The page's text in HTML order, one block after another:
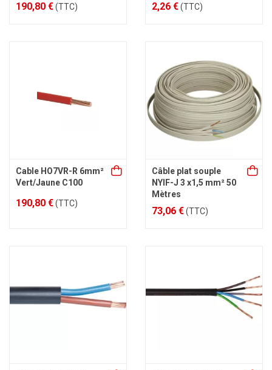
190,80 €(TTC) 2,26 €(TTC)
Cable HO7VR-R 6mm²
Vert/Jaune C100
190,80 €(TTC)
Câble plat souple
NYIF-J 3 x1,5 mm² 50
Mètres
73,06 €(TTC)